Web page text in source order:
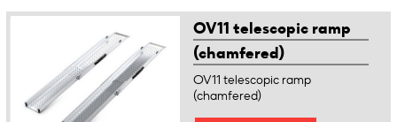
OV11 telescopic ramp
(chamfered)
OV11 telescopic ramp
(chamfered)